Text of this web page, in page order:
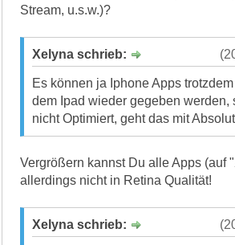
Stream, u.s.w.)?
Xelyna schrieb:
Es können ja Iphone Apps
dem Ipad wieder gegeben werden,
nicht Optimiert, geht das mit
Vergrößern kannst Du alle Apps (auf
allerdings nicht in Retina Qualität!
Xelyna schrieb: